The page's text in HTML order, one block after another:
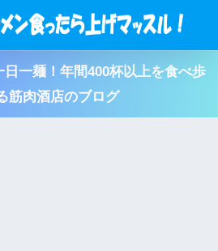
日一麺！年間400杯以上を食べ歩
筋肉酒店のブログ